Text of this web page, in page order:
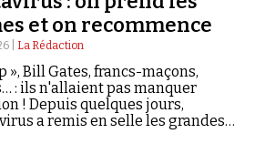
de presse
et on recommence
| La Rédaction
», Bill Gates, francs-maçons,
: ils n'allaient pas manquer
! Depuis quelques jours,
a remis en selle les grandes